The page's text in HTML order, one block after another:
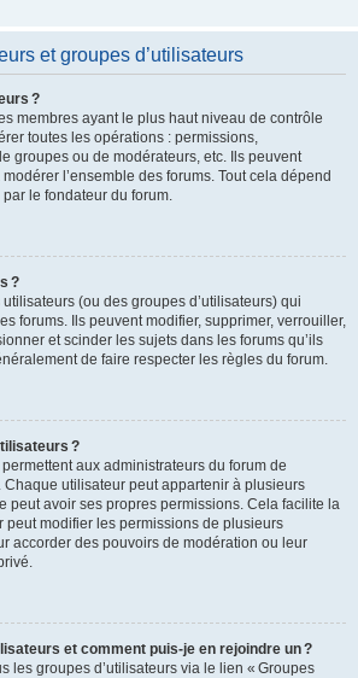
et groupes d’utilisateurs
?
membres ayant le plus haut niveau de contrôle
toutes les opérations : permissions,
groupes ou de modérateurs, etc. Ils peuvent
l’ensemble des forums. Tout cela dépend
le fondateur du forum.
?
(ou des groupes d’utilisateurs) qui
forums. Ils peuvent modifier, supprimer, verrouiller,
et scinder les sujets dans les forums qu’ils
de faire respecter les règles du forum.
?
aux administrateurs du forum de
utilisateur peut appartenir à plusieurs
peut avoir ses propres permissions. Cela facilite la
peut modifier les permissions de plusieurs
accorder des pouvoirs de modération ou leur
et comment puis-je en rejoindre un ?
les groupes d’utilisateurs via le lien « Groupes